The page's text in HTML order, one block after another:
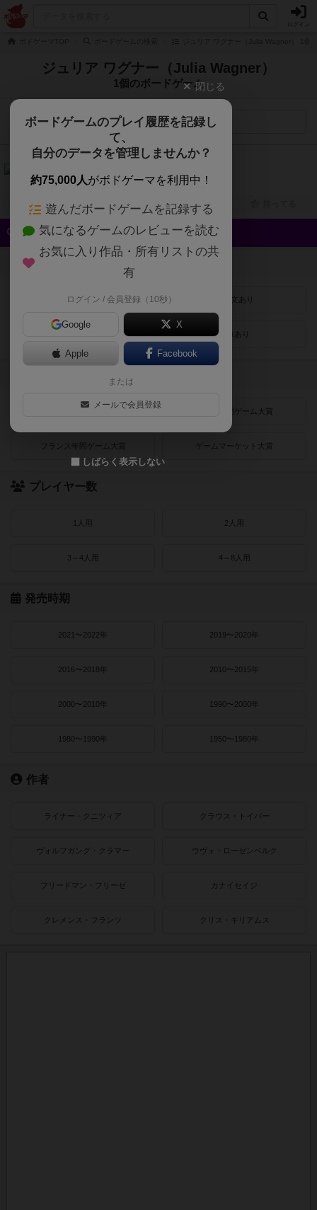
ジュリア ワグナー（Julia Wagner）
1個のボードゲーム
検索メニュー
6.0
ねこカフェ（Café del Gatto）
2人～5人 30分前後 8歳～ 2023年～
興味あり 経験あり お気に入り
クイック検索
登録状況
最近登録された順 紹介文あり
画像あり
ドイツゲーム大賞 ドイツ年間ゲーム大賞
フランス年間ゲーム大賞 ゲームマーケット大賞
プレイヤー数
1人用 2人用
3～4人用 4～8人用
発売時期
2021〜2022年 2019〜2020年
2016〜2018年 2010〜2015年
2000〜2010年 1990〜2000年
1980〜1990年 1950〜1980年
作者
ライナー・クニツィア クラウス・トイバー
ヴォルフガング・クラマー ウヴェ・ローゼンベルク
フリードマン・フリーゼ カナイセイジ
クレメンス・フランツ クリス・キリアムス
閉じる
ボードゲームのプレイ履歴を記録し
て、
自分のデータを管理しませんか？
約75,000人がボドゲーマを利用中！
遊んだボードゲームを記録する
気になるゲームのレビューを読む
お気に入り作品・所有リストの共
有
ログイン / 会員登録（10秒）
Google X
Apple Facebook
または
メールで会員登録
しばらく表示しない